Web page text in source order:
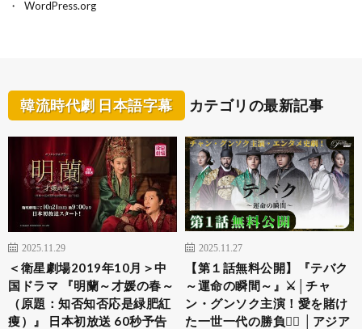
WordPress.org
韓流時代劇 日本語字幕 カテゴリの最新記事
2025.11.29
＜衛星劇場2019年10月＞中
国ドラマ 『明蘭～才媛の春～
（原題：知否知否応是緑肥紅
痩）』 日本初放送 60秒予告
2025.11.27
【第１話無料公開】『テバク
～運命の瞬間～』⚔│チャ
ン・グンソク主演！愛を賭け
た一世一代の勝負❤️‍🔥 │アジア